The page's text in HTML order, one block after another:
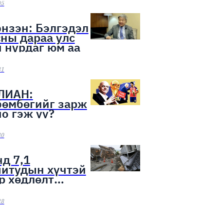
Бэлгэдэл
дараа улс
нурдаг юм аа
зарж
гэж үү?
7,1
хүчтэй
хөдлөлт